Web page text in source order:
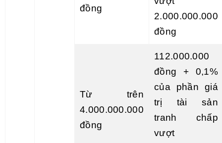
đồng
2.000.000.000
đồng
Từ trên
4.000.000.000
đồng
112.000.000
đồng + 0,1%
của phần giá
trị tài sản
tranh chấp
vượt